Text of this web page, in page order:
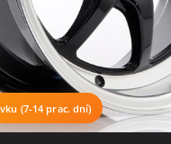
(7-14 prac. dní)